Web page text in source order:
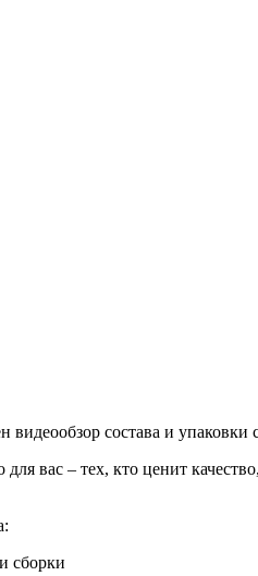
видеообзор состава и
вас – тех, кто ценит
сборки